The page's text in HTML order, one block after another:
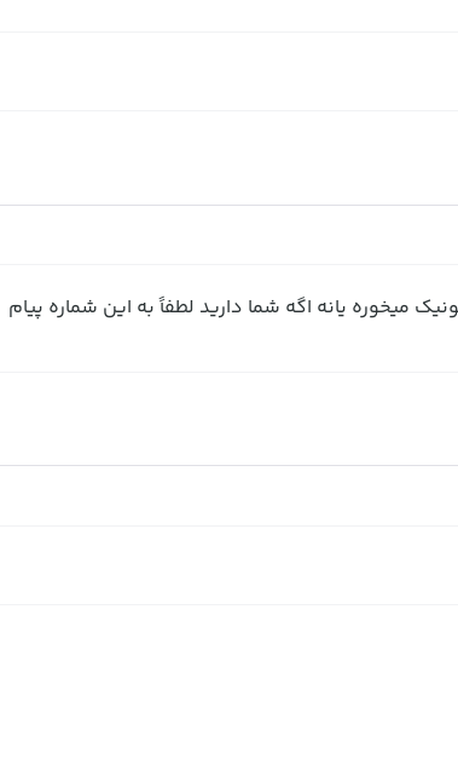
برای سرموتور هلیکوپتر 4کانال۷ سوپر سونیک میخوره یانه اگه شما دارید لطفاً به این شماره پیام